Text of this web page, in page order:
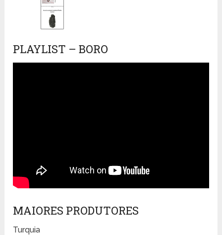
PLAYLIST – BORO
MAIORES PRODUTORES
Turquia